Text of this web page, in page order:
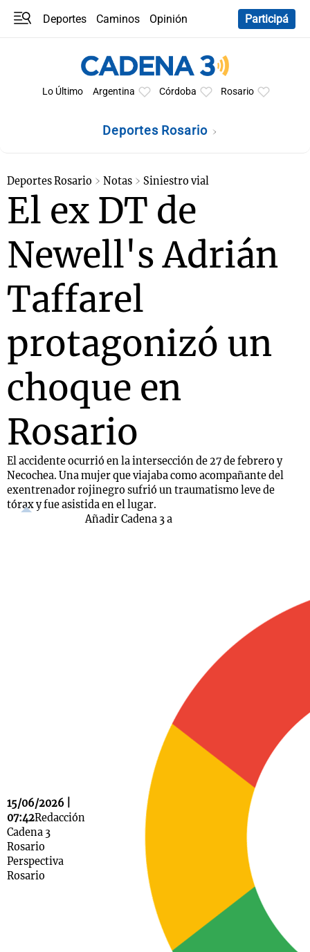
Deportes Caminos
Opinión
Participá
Lo Último Argentina Córdoba Rosario
Deportes Rosario
Deportes Rosario Notas Siniestro vial
El ex DT de
Newell's Adrián
Taffarel
protagonizó un
choque en
Rosario
El accidente ocurrió en la intersección de 27 de febrero y
Necochea. Una mujer que viajaba como acompañante del
exentrenador rojinegro sufrió un traumatismo leve de
tórax y fue asistida en el lugar.
15/06/2026 |
07:42Redacción
Cadena 3
Rosario
Perspectiva
Rosario
Añadir Cadena 3 a